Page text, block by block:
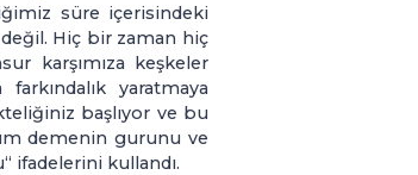
süre içerisindeki
Hiç bir zaman hiç
karşımıza keşkeler
yaratmaya
başlıyor ve bu
demenin gurunu ve
ifadelerini kullandı.